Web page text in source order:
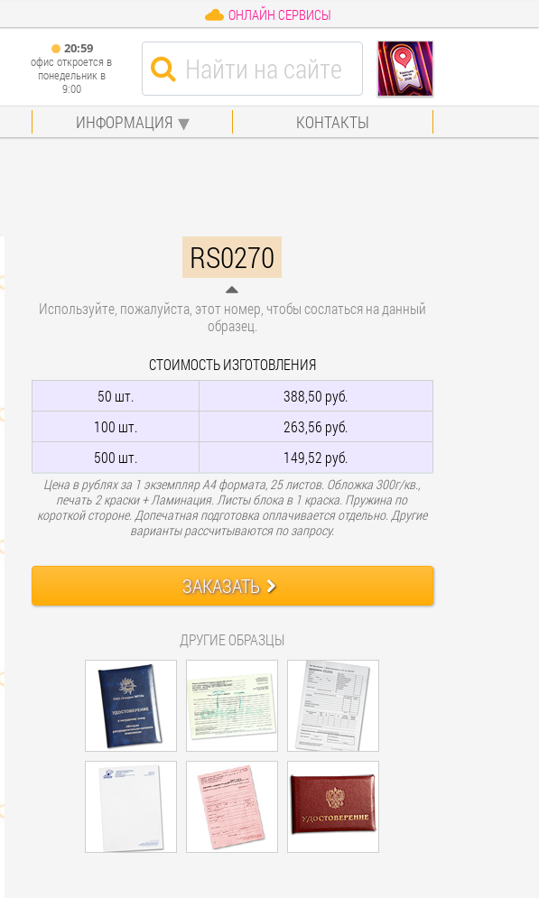
ОНЛАЙН СЕРВИСЫ
20:59
офис откроется в
понедельник в
9:00
ИНФОРМАЦИЯ КОНТАКТЫ
RS0270
Используйте, пожалуйста, этот номер, чтобы сослаться на данный
образец.
СТОИМОСТЬ ИЗГОТОВЛЕНИЯ
50 шт.
388,50 руб.
100 шт.
263,56 руб.
500 шт.
149,52 руб.
Цена в рублях за 1 экземпляр А4 формата, 25 листов. Обложка 300г/кв.,
печать 2 краски + Ламинация. Листы блока в 1 краска. Пружина по
короткой стороне. Допечатная подготовка оплачивается отдельно. Другие
варианты рассчитываются по запросу.
ЗАКАЗАТЬ
ДРУГИЕ ОБРАЗЦЫ